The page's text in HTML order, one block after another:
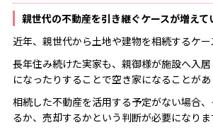
親世代の不動産を引き継ぐケースが増えて
近年、親世代から土地や建物を相続するケー
長年住み続けた実家も、親御様が施設へ入
になったりすることで空き家になることがあ
相続した不動産を活用する予定がない場合
るか、売却するかという判断が必要になりま